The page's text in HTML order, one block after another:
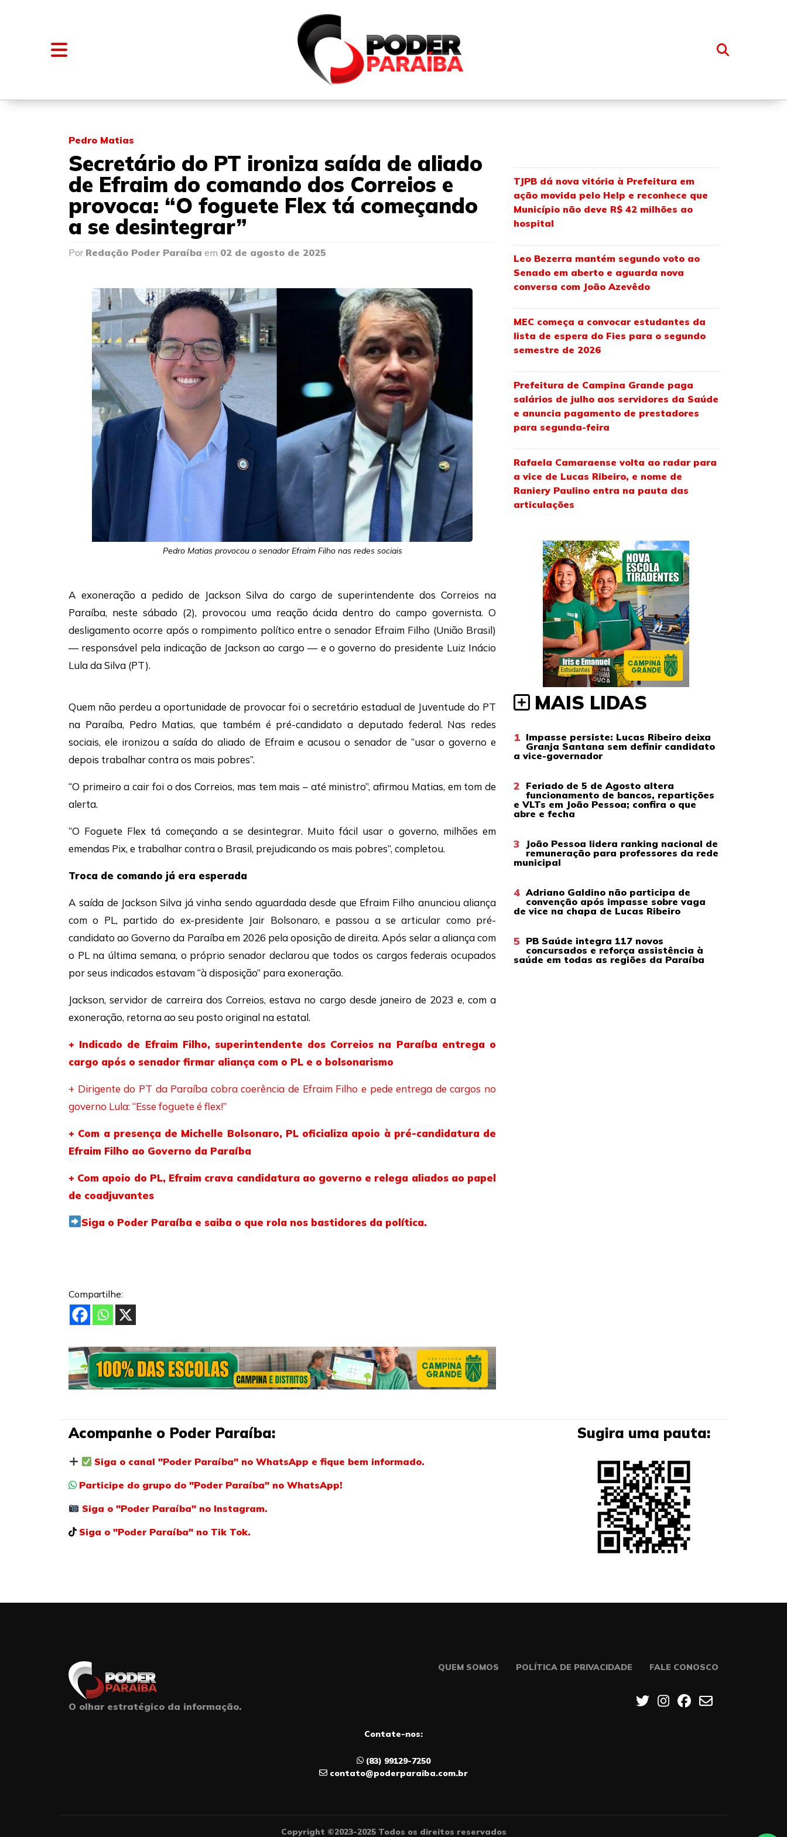
FALE CONOSCO
Pedro Matias
Secretário do PT ironiza saída de aliado
de Efraim do comando dos Correios e
provoca: “O foguete Flex tá começando
a se desintegrar”
Por Redação Poder Paraíba em 02 de agosto de 2025
Pedro Matias provocou o senador Efraim Filho nas redes sociais
A exoneração a pedido de Jackson Silva do cargo de superintendente dos Correios na
Paraíba, neste sábado (2), provocou uma reação ácida dentro do campo governista. O
desligamento ocorre após o rompimento político entre o senador Efraim Filho (União Brasil)
— responsável pela indicação de Jackson ao cargo — e o governo do presidente Luiz Inácio
Lula da Silva (PT).
Quem não perdeu a oportunidade de provocar foi o secretário estadual de Juventude do PT
na Paraíba, Pedro Matias, que também é pré-candidato a deputado federal. Nas redes
sociais, ele ironizou a saída do aliado de Efraim e acusou o senador de “usar o governo e
depois trabalhar contra os mais pobres”.
“O primeiro a cair foi o dos Correios, mas tem mais – até ministro”, afirmou Matias, em tom de
alerta.
“O Foguete Flex tá começando a se desintegrar. Muito fácil usar o governo, milhões em
emendas Pix, e trabalhar contra o Brasil, prejudicando os mais pobres”, completou.
Troca de comando já era esperada
A saída de Jackson Silva já vinha sendo aguardada desde que Efraim Filho anunciou aliança
com o PL, partido do ex-presidente Jair Bolsonaro, e passou a se articular como pré-
candidato ao Governo da Paraíba em 2026 pela oposição de direita. Após selar a aliança com
o PL na última semana, o próprio senador declarou que todos os cargos federais ocupados
por seus indicados estavam “à disposição” para exoneração.
Jackson, servidor de carreira dos Correios, estava no cargo desde janeiro de 2023 e, com a
exoneração, retorna ao seu posto original na estatal.
+ Indicado de Efraim Filho, superintendente dos Correios na Paraíba entrega o
cargo após o senador firmar aliança com o PL e o bolsonarismo
+ Dirigente do PT da Paraíba cobra coerência de Efraim Filho e pede entrega de cargos no
governo Lula: “Esse foguete é flex!”
+ Com a presença de Michelle Bolsonaro, PL oficializa apoio à pré-candidatura de
Efraim Filho ao Governo da Paraíba
+ Com apoio do PL, Efraim crava candidatura ao governo e relega aliados ao papel
de coadjuvantes
Siga o Poder Paraíba e saiba o que rola nos bastidores da política.
Compartilhe:
TJPB dá nova vitória à Prefeitura em
ação movida pelo Help e reconhece que
Município não deve R$ 42 milhões ao
hospital
Leo Bezerra mantém segundo voto ao
Senado em aberto e aguarda nova
conversa com João Azevêdo
MEC começa a convocar estudantes da
lista de espera do Fies para o segundo
semestre de 2026
Prefeitura de Campina Grande paga
salários de julho aos servidores da Saúde
e anuncia pagamento de prestadores
para segunda-feira
Rafaela Camaraense volta ao radar para
a vice de Lucas Ribeiro, e nome de
Raniery Paulino entra na pauta das
articulações
MAIS LIDAS
1 Impasse persiste: Lucas Ribeiro deixa
Granja Santana sem definir candidato
a vice-governador
2 Feriado de 5 de Agosto altera
funcionamento de bancos, repartições
e VLTs em João Pessoa; confira o que
abre e fecha
3
João Pessoa lidera ranking nacional de
remuneração para professores da rede
municipal
4 Adriano Galdino não participa de
convenção após impasse sobre vaga
de vice na chapa de Lucas Ribeiro
5 PB Saúde integra 117 novos
concursados e reforça assistência à
saúde em todas as regiões da Paraíba
Acompanhe o Poder Paraíba:
Siga o canal "Poder Paraíba" no WhatsApp e fique bem informado.
Participe do grupo do "Poder Paraíba" no WhatsApp!
Siga o "Poder Paraíba" no Instagram.
Siga o "Poder Paraíba" no Tik Tok.
Sugira uma pauta:
O olhar estratégico da informação.
QUEM SOMOS POLÍTICA DE PRIVACIDADE FALE CONOSCO
Contate-nos:
(83) 99129-7250
contato@poderparaiba.com.br
Copyright ©2023-2025 Todos os direitos reservados